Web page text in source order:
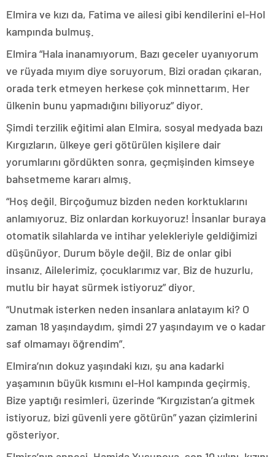
Elmira ve kızı da, Fatima ve ailesi gibi kendilerini el-Hol
kampında bulmuş.
Elmira “Hala inanamıyorum. Bazı geceler uyanıyorum
ve rüyada mıyım diye soruyorum. Bizi oradan çıkaran,
orada terk etmeyen herkese çok minnettarım. Her
ülkenin bunu yapmadığını biliyoruz” diyor.
Şimdi terzilik eğitimi alan Elmira, sosyal medyada bazı
Kırgızların, ülkeye geri götürülen kişilere dair
yorumlarını gördükten sonra, geçmişinden kimseye
bahsetmeme kararı almış.
“Hoş değil. Birçoğumuz bizden neden korktuklarını
anlamıyoruz. Biz onlardan korkuyoruz! İnsanlar buraya
otomatik silahlarda ve intihar yelekleriyle geldiğimizi
düşünüyor. Durum böyle değil. Biz de onlar gibi
insanız. Ailelerimiz, çocuklarımız var. Biz de huzurlu,
mutlu bir hayat sürmek istiyoruz” diyor.
“Unutmak isterken neden insanlara anlatayım ki? O
zaman 18 yaşındaydım, şimdi 27 yaşındayım ve o kadar
saf olmamayı öğrendim”.
Elmira’nın dokuz yaşındaki kızı, şu ana kadarki
yaşamının büyük kısmını el-Hol kampında geçirmiş.
Bize yaptığı resimleri, üzerinde “Kırgızistan’a gitmek
istiyoruz, bizi güvenli yere götürün” yazan çizimlerini
gösteriyor.